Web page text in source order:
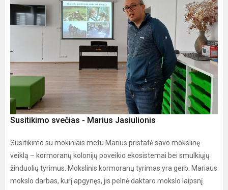
Susitikimo svečias - Marius Jasiulionis
Susitikimo su mokiniais metu Marius pristatė savo mokslinę
veiklą – kormoranų kolonijų poveikio ekosistemai bei smulkiųjų
žinduolių tyrimus. Mokslinis kormoranų tyrimas yra gerb. Mariaus
mokslo darbas, kurį apgynęs, jis pelnė daktaro mokslo laipsnį.